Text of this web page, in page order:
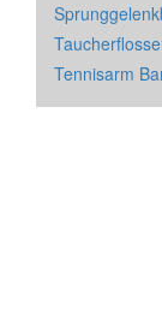
Tennisarm